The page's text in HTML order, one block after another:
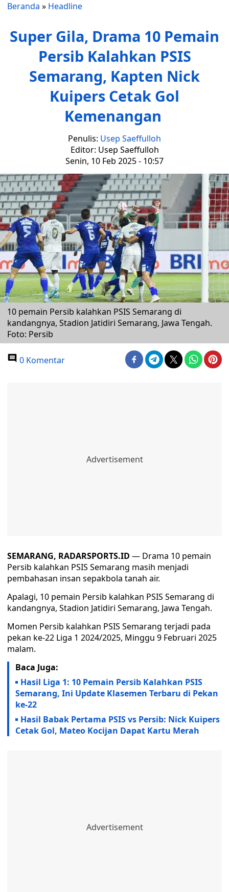
Beranda » Headline
Super Gila, Drama 10 Pemain
Persib Kalahkan PSIS
Semarang, Kapten Nick
Kuipers Cetak Gol
Kemenangan
Penulis: Usep Saeffulloh
Editor: Usep Saeffulloh
Senin, 10 Feb 2025 - 10:57
10 pemain Persib kalahkan PSIS Semarang di
kandangnya, Stadion Jatidiri Semarang, Jawa Tengah.
Foto: Persib
0 Komentar
SEMARANG, RADARSPORTS.ID — Drama 10 pemain
Persib kalahkan PSIS Semarang masih menjadi
pembahasan insan sepakbola tanah air.
Apalagi, 10 pemain Persib kalahkan PSIS Semarang di
kandangnya, Stadion Jatidiri Semarang, Jawa Tengah.
Momen Persib kalahkan PSIS Semarang terjadi pada
pekan ke-22 Liga 1 2024/2025, Minggu 9 Februari 2025
malam.
Baca Juga:
Hasil Liga 1: 10 Pemain Persib Kalahkan PSIS
Semarang, Ini Update Klasemen Terbaru di Pekan
ke-22
Hasil Babak Pertama PSIS vs Persib: Nick Kuipers
Cetak Gol, Mateo Kocijan Dapat Kartu Merah